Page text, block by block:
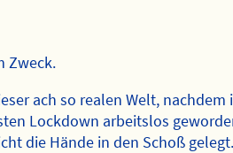
Zweck.
ach so realen Welt, nachdem
Lockdown arbeitslos
die Hände in den Schoß gelegt.